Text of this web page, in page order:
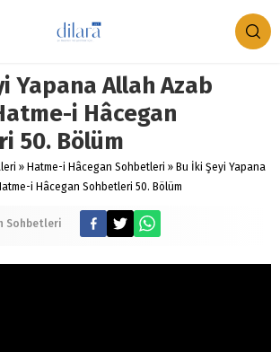
Yapana Allah Azab
i Hâcegan
50. Bölüm
» Hatme-i Hâcegan Sohbetleri » Bu İki Şeyi Yapana
i Hâcegan Sohbetleri 50. Bölüm
Sohbetleri